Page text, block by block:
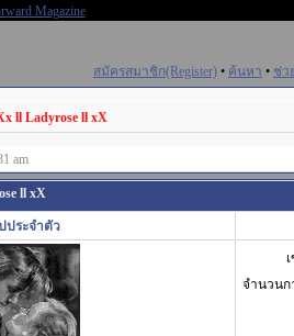
สมัครสมาชิก(Register) • ค้นหา • ช่ว
ll Ladyrose ll xX
am
ll xX
ประจำตัว
จำนวน